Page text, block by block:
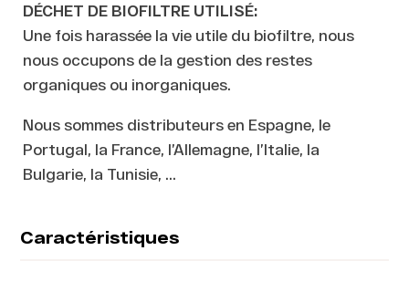
DÉCHET DE BIOFILTRE UTILISÉ:
Une fois harassée la vie utile du biofiltre, nous
nous occupons de la gestion des restes
organiques ou inorganiques.
Nous sommes distributeurs en Espagne, le
Portugal, la France, l’Allemagne, l’Italie, la
Bulgarie, la Tunisie, …
Caractéristiques